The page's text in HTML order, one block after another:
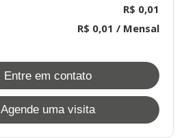
R$ 0,01
R$ 0,01 / Mensal
Entre em contato
Agende uma visita